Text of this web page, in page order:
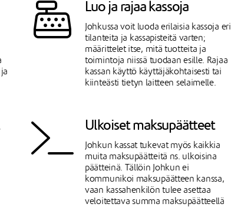
Luo ja rajaa kassoja
Johkussa voit luoda erilaisia kassoja eri
tilanteita ja kassapisteitä varten;
määrittelet itse, mitä tuotteita ja
toimintoja niissä tuodaan esille. Rajaa
kassan käyttö käyttäjäkohtaisesti tai
kiinteästi tietyn laitteen selaimelle.
Ulkoiset maksupäätteet
Johkun kassat tukevat myös kaikkia
muita maksupäätteitä ns. ulkoisina
päätteinä. Tällöin Johkun ei
kommunikoi maksupäätteen kanssa,
vaan kassahenkilön tulee asettaa
veloitettava summa maksupäätteellä